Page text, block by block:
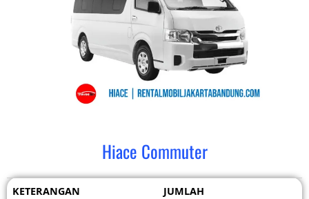
Hiace Commuter
KETERANGAN
JUMLAH